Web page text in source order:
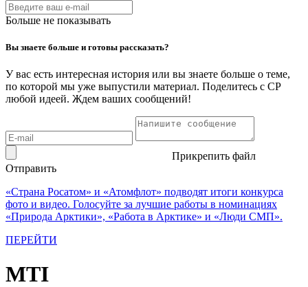
Больше не показывать
Вы знаете больше и готовы рассказать?
У вас есть интересная история или вы знаете больше о теме,
по которой мы уже выпустили материал. Поделитесь с СР
любой идеей. Ждем ваших сообщений!
Прикрепить файл
Отправить
«Страна Росатом» и «Атомфлот» подводят итоги конкурса
фото и видео. Голосуйте за лучшие работы в номинациях
«Природа Арктики», «Работа в Арктике» и «Люди СМП».
ПЕРЕЙТИ
MTI